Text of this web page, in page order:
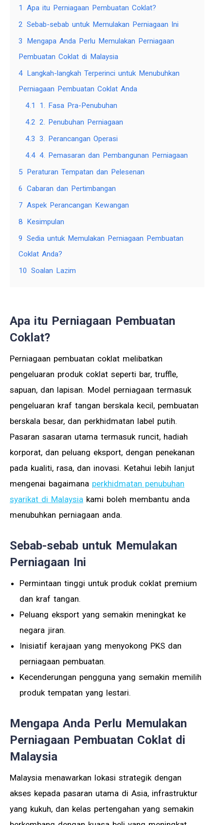
1
Apa itu Perniagaan Pembuatan Coklat?
2 Sebab-sebab untuk Memulakan Perniagaan Ini
3
Mengapa Anda Perlu Memulakan Perniagaan
Pembuatan Coklat di Malaysia
4 Langkah-langkah Terperinci untuk Menubuhkan
Perniagaan Pembuatan Coklat Anda
4.1
1. Fasa Pra-Penubuhan
4.2 2. Penubuhan Perniagaan
4.3 3. Perancangan Operasi
4.4 4. Pemasaran dan Pembangunan Perniagaan
5 Peraturan Tempatan dan Pelesenan
6 Cabaran dan Pertimbangan
7 Aspek Perancangan Kewangan
8 Kesimpulan
9 Sedia untuk Memulakan Perniagaan Pembuatan
Coklat Anda?
10 Soalan Lazim
Apa itu Perniagaan Pembuatan
Coklat?
Perniagaan pembuatan coklat melibatkan
pengeluaran produk coklat seperti bar, truffle,
sapuan, dan lapisan. Model perniagaan termasuk
pengeluaran kraf tangan berskala kecil, pembuatan
berskala besar, dan perkhidmatan label putih.
Pasaran sasaran utama termasuk runcit, hadiah
korporat, dan peluang eksport, dengan penekanan
pada kualiti, rasa, dan inovasi. Ketahui lebih lanjut
mengenai bagaimana perkhidmatan penubuhan
syarikat di Malaysia kami boleh membantu anda
menubuhkan perniagaan anda.
Sebab-sebab untuk Memulakan
Perniagaan Ini
Permintaan tinggi untuk produk coklat premium
dan kraf tangan.
Peluang eksport yang semakin meningkat ke
negara jiran.
Inisiatif kerajaan yang menyokong PKS dan
perniagaan pembuatan.
Kecenderungan pengguna yang semakin memilih
produk tempatan yang lestari.
Mengapa Anda Perlu Memulakan
Perniagaan Pembuatan Coklat di
Malaysia
Malaysia menawarkan lokasi strategik dengan
akses kepada pasaran utama di Asia, infrastruktur
yang kukuh, dan kelas pertengahan yang semakin